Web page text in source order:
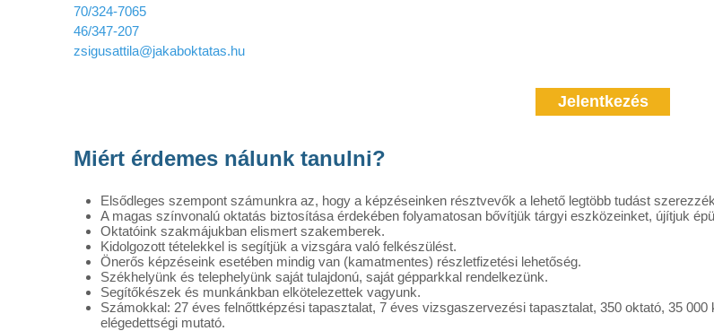
70/324-7065
46/347-207
zsigusattila@jakaboktatas.hu
Jelentkezés
Miért érdemes nálunk tanulni?
Elsődleges szempont számunkra az, hogy a képzéseinken résztvevők a lehető legtöbb tudást
A magas színvonalú oktatás biztosítása érdekében folyamatosan bővítjük tárgyi eszközeinket, újítjuk
Oktatóink szakmájukban elismert szakemberek.
Kidolgozott tételekkel is segítjük a vizsgára való felkészülést.
Önerős képzéseink esetében mindig van (kamatmentes) részletfizetési lehetőség.
Székhelyünk és telephelyünk saját tulajdonú, saját gépparkkal rendelkezünk.
Segítőkészek és munkánkban elkötelezettek vagyunk.
Számokkal: 27 éves felnőttképzési tapasztalat, 7 éves vizsgaszervezési tapasztalat, 350 oktató, 35
elégedettségi mutató.